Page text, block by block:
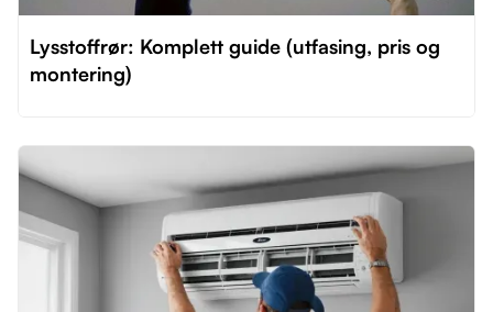
Lysstoffrør: Komplett guide (utfasing, pris og
montering)